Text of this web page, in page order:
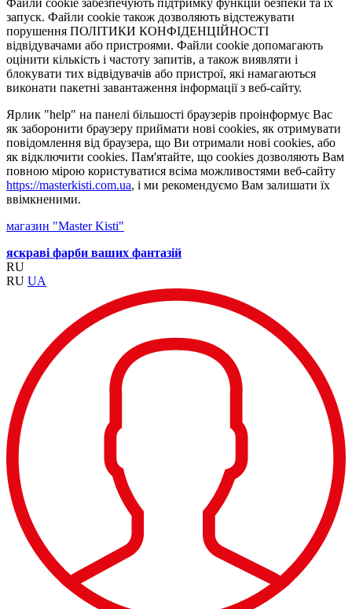
Файли cookie забезпечують підтримку функцій безпеки та їх
запуск. Файли cookie також дозволяють відстежувати
порушення ПОЛІТИКИ КОНФІДЕНЦІЙНОСТІ
відвідувачами або пристроями. Файли cookie допомагають
оцінити кількість і частоту запитів, а також виявляти і
блокувати тих відвідувачів або пристрої, які намагаються
виконати пакетні завантаження інформації з веб-сайту.
Ярлик "help" на панелі більшості браузерів проінформує Вас
як заборонити браузеру приймати нові cookies, як отримувати
повідомлення від браузера, що Ви отримали нові cookies, або
як відключити cookies. Пам'ятайте, що cookies дозволяють Вам
повною мірою користуватися всіма можливостями веб-сайту
https://masterkisti.com.ua, і ми рекомендуємо Вам залишати їх
ввімкненими.
магазин "Master Kisti"
яскраві фарби ваших фантазій
RU
RU UA